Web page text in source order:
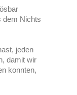
dem Nichts
jeden
damit wir
konnten,